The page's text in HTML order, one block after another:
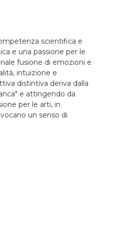
scientifica e
e una passione per le
fusione di emozioni e
intuizione e
distintiva deriva dalla
e attingendo da
per le arti, in
un senso di